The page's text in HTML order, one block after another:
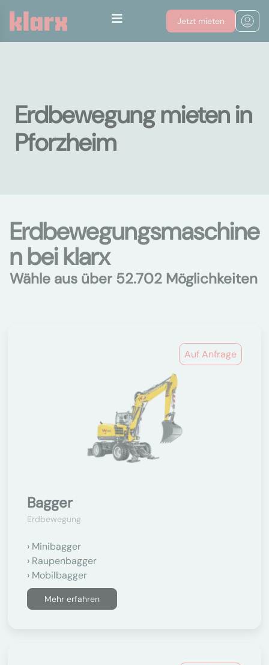
Jetzt mieten
Erdbewegung mieten in
Pforzheim
Erdbewegungsmaschine
n bei klarx
Wähle aus über 52.702 Möglichkeiten
Auf Anfrage
Bagger
Erdbewegung
Minibagger
Raupenbagger
Mobilbagger
Mehr erfahren